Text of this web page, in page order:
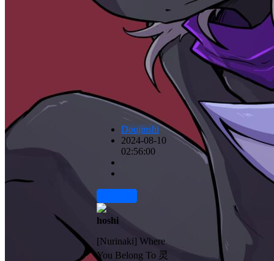
Doujinshi
2024-08-10
02:56:00
hoshi
[Nurinaki] Where
You Belong To 灵